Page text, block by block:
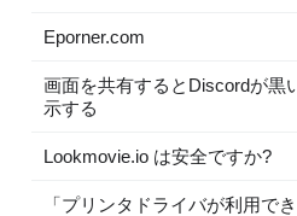
Eporner.com
画面を共有するとDiscordが黒
示する
Lookmovie.io は安全ですか?
「プリンタドライバが利用でき